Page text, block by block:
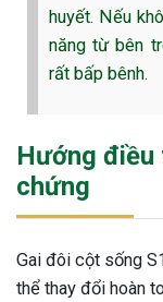
huyết. Nếu
năng từ bên
rất bấp bênh.
Hướng
chứng
Gai đôi cột sống
thể thay đổi hoàn